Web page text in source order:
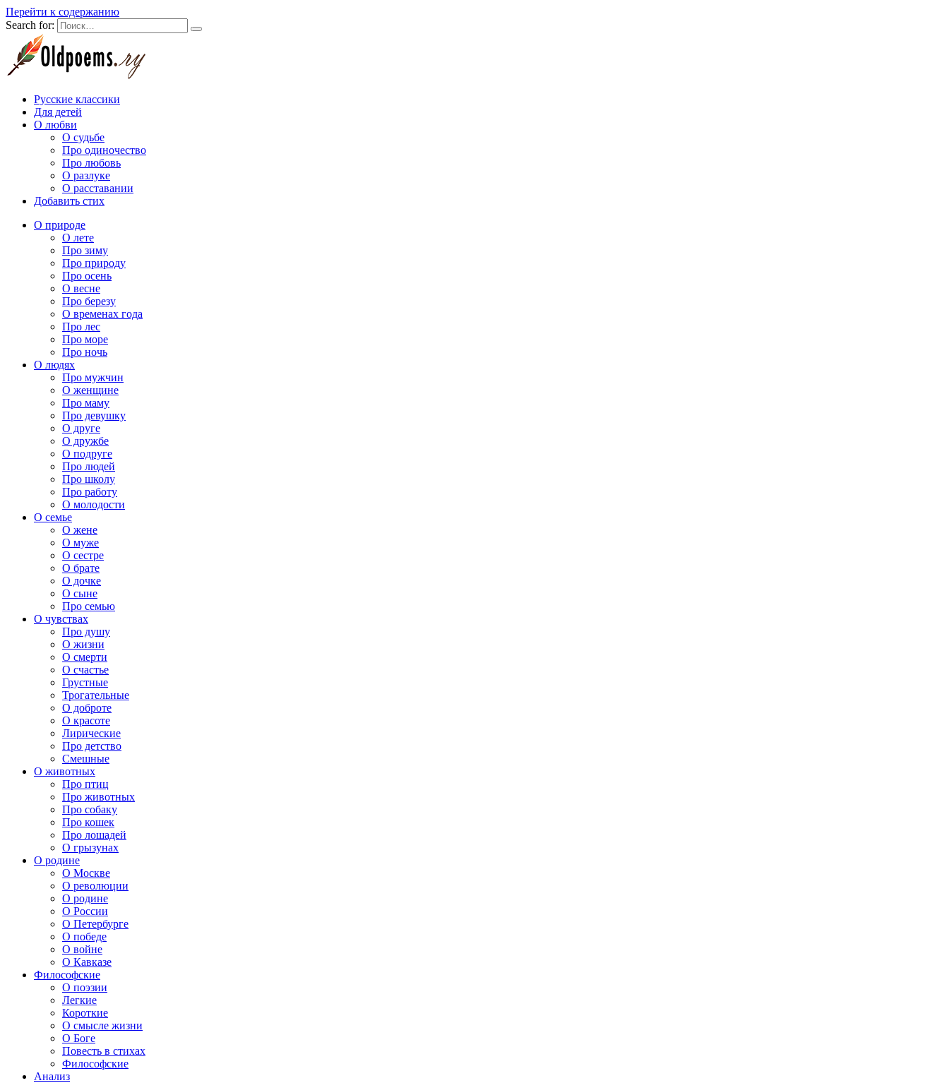
Перейти к содержанию
Search for:
Русские классики
Для детей
О любви
О судьбе
Про одиночество
Про любовь
О разлуке
О расставании
Добавить стих
О природе
О лете
Про зиму
Про природу
Про осень
О весне
Про березу
О временах года
Про лес
Про море
Про ночь
О людях
Про мужчин
О женщине
Про маму
Про девушку
О друге
О дружбе
О подруге
Про людей
Про школу
Про работу
О молодости
О семье
О жене
О муже
О сестре
О брате
О дочке
О сыне
Про семью
О чувствах
Про душу
О жизни
О смерти
О счастье
Грустные
Трогательные
О доброте
О красоте
Лирические
Про детство
Смешные
О животных
Про птиц
Про животных
Про собаку
Про кошек
Про лошадей
О грызунах
О родине
О Москве
О революции
О родине
О России
О Петербурге
О победе
О войне
О Кавказе
Философские
О поэзии
Легкие
Короткие
О смысле жизни
О Боге
Повесть в стихах
Философские
Анализ